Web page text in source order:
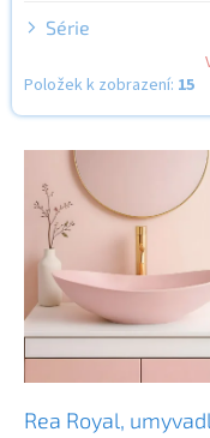
Série
Položek k zobrazení: 15
V
Rea Royal,